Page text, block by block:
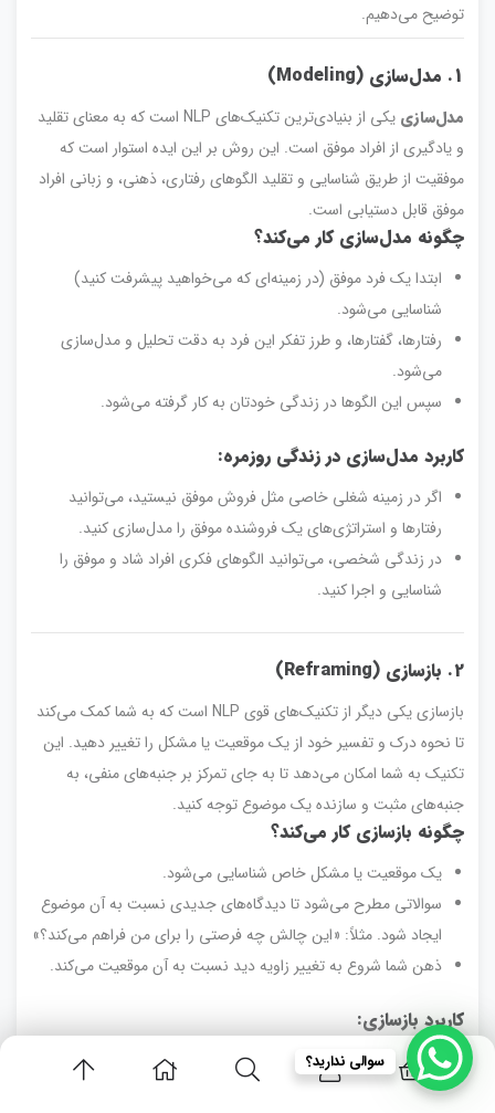
توضیح می‌دهیم.
1. مدل‌سازی (Modeling)
مدل‌سازی
یکی از بنیادی‌ترین تکنیک‌های NLP است که به معنای تقلید
و یادگیری از افراد موفق است. این روش بر این ایده استوار است که
موفقیت از طریق شناسایی و تقلید الگوهای رفتاری، ذهنی، و زبانی افراد
موفق قابل دستیابی است.
چگونه مدل‌سازی کار می‌کند؟
ابتدا یک فرد موفق (در زمینه‌ای که می‌خواهید پیشرفت کنید)
شناسایی می‌شود.
رفتارها، گفتارها، و طرز تفکر این فرد به دقت تحلیل و مدل‌سازی
می‌شود.
سپس این الگوها در زندگی خودتان به کار گرفته می‌شود.
کاربرد مدل‌سازی در زندگی روزمره:
اگر در زمینه شغلی خاصی مثل فروش موفق نیستید، می‌توانید
رفتارها و استراتژی‌های یک فروشنده موفق را مدل‌سازی کنید.
در زندگی شخصی، می‌توانید الگوهای فکری افراد شاد و موفق را
شناسایی و اجرا کنید.
2. بازسازی (Reframing)
بازسازی یکی دیگر از تکنیک‌های قوی NLP است که به شما کمک می‌کند
تا نحوه درک و تفسیر خود از یک موقعیت یا مشکل را تغییر دهید. این
تکنیک به شما امکان می‌دهد تا به جای تمرکز بر جنبه‌های منفی، به
جنبه‌های مثبت و سازنده یک موضوع توجه کنید.
چگونه بازسازی کار می‌کند؟
یک موقعیت یا مشکل خاص شناسایی می‌شود.
سوالاتی مطرح می‌شود تا دیدگاه‌های جدیدی نسبت به آن موضوع
ایجاد شود. مثلاً: «این چالش چه فرصتی را برای من فراهم می‌کند؟»
ذهن شما شروع به تغییر زاویه دید نسبت به آن موقعیت می‌کند.
کاربرد بازسازی:
زمانی که با انتقاد مواجه می‌شوید، به جای دفاع کردن، از آن به
عنوان فرصتی برای بهبود استفاده کنید.
سوالی ندارید؟